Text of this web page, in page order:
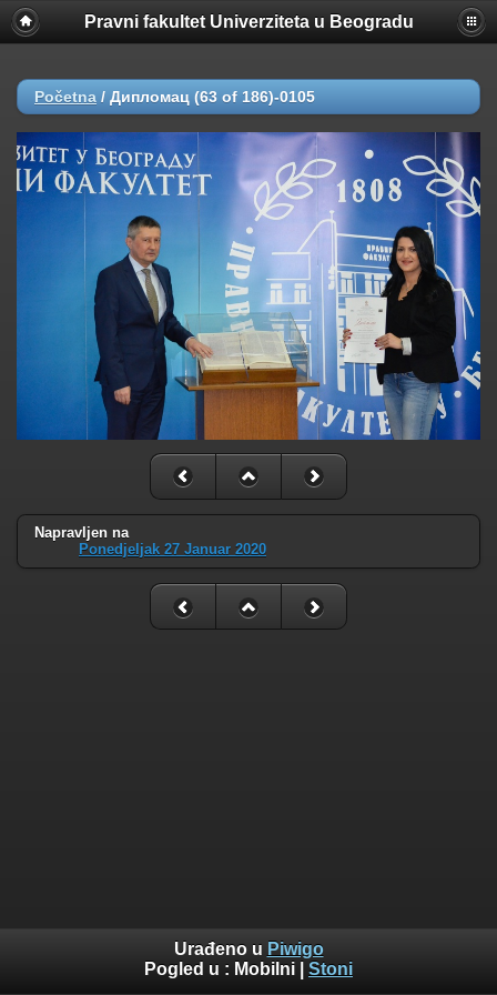
Pravni fakultet Univerziteta u Beogradu
Početna / Дипломац (63 of 186)-0105
Napravljen na
Ponedjeljak 27 Januar 2020
Urađeno u Piwigo
Pogled u : Mobilni Stoni